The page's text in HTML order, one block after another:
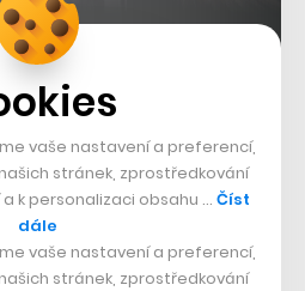
také:„Sezony se po letech
vaše nastavení a preferencí,
stránek, zprostředkování
k personalizaci obsahu … Číst
dále
vaše nastavení a preferencí,
stránek, zprostředkování